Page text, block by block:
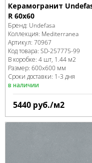
Керамогранит
R 60x60
Бренд: Undefasa
Коллекция: Mediterranea
Артикул: 70967
Код товара: SD-257775-99
В коробке: 4 шт, 1.44 м2
Размер: 600x600 мм
Сроки доставки: 1-3 дня
в наличии
5440 руб./м2